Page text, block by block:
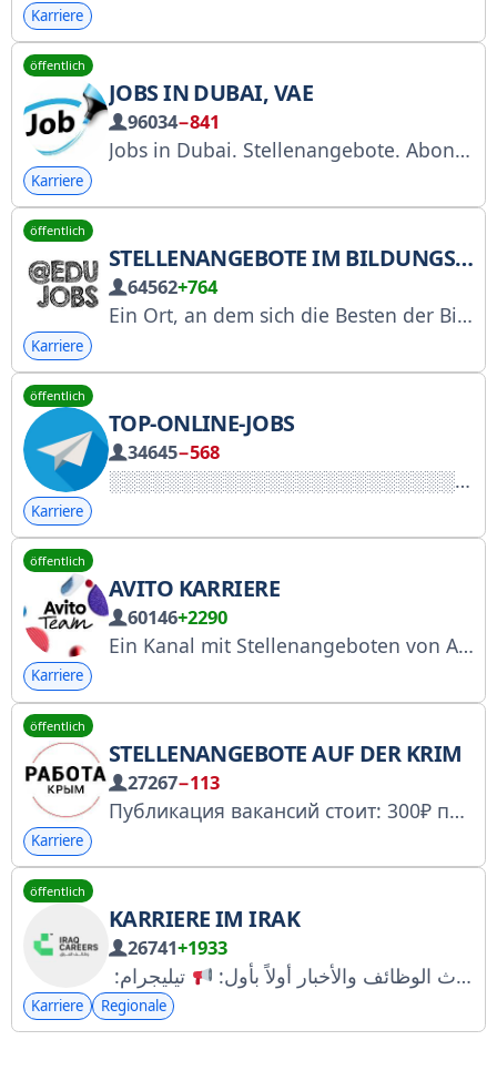
Karriere
öffentlich
JOBS IN DUBAI, VAE
96034−841
Jobs in Dubai. Stellenangebote. Abonnieren Sie unseren Newsletter und erhalten Sie täglich neue Stellenangebote. Bewerten Sie uns unter https://t.me/boost/jobs_in_dubai. Veröffentlichen Sie einen Beitrag – @oaejobs_bot. Alle Chats in den VAE: @oae_info.
Karriere
öffentlich
STELLENANGEBOTE IM BILDUNGSBEREICH
64562+764
Ein Ort, an dem sich die Besten der Bildungswelt treffen. Stellenanzeige aufgeben: clck.ru/3Qxfvq Registrierungsnummer bei Roskomnadzor: 4996850453 Werbung und Partnerschaften: @edujobs_admin_bot Initiator: @wilenchik Spenden: pay.cloudtips.ru/p/11348609
Karriere
öffentlich
TOP-ONLINE-JOBS
34645−568
Karriere
öffentlich
AVITO KARRIERE
60146+2290
Ein Kanal mit Stellenangeboten von Avito für Entwickler, Designer, Analysten, Marketingspezialisten, Business Developer und mehr! Suchen Sie nach Hashtags in verschiedenen Programmierbereichen und -sprachen. Kanal über das Leben bei Avito: @TeamAvito Webseite: https://bit.ly/4d5SC09 Roskomnadzor (RKN): Nr. 6229258719
Karriere
öffentlich
STELLENANGEBOTE AUF DER KRIM
27267−113
Публикация вакансий стоит: 300₽ пост | 900₽/7дней закрепление Публикация
Karriere
öffentlich
KARRIERE IM IRAK
26741+1933
تابعونا على منصاتنا الرسمية لتصلكم أحدث الوظائف والأخبار أولاً بأول:
Karriere Regionale